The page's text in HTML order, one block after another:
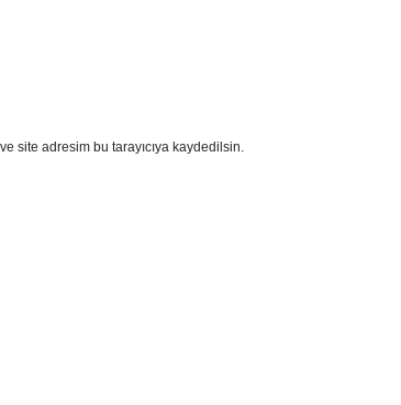
site adresim bu tarayıcıya kaydedilsin.